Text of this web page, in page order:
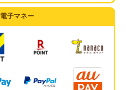
電子マネー